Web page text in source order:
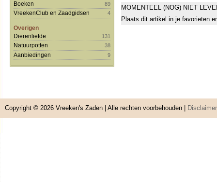
Boeken 89
VreekenClub en Zaadgidsen 4
Overigen
Dierenliefde
131
Natuurpotten 38
Aanbiedingen 9
MOMENTEEL (NOG) NIET
Plaats dit artikel in je favorieten
Copyright © 2026 Vreeken's Zaden | Alle rechten voorbehouden | Disclaimer